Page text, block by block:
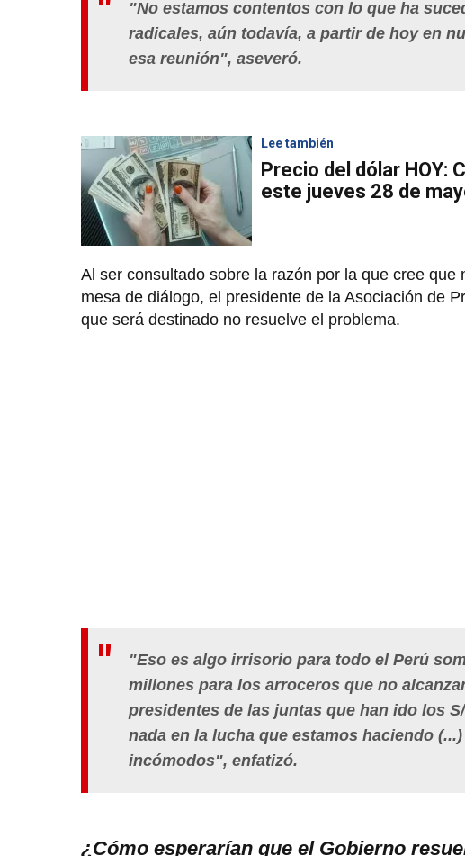
"No estamos contentos con lo que ha
radicales, aún todavía, a partir de hoy en
esa reunión", aseveró.
Lee también
Precio del dólar HOY:
este jueves 28 de
Al ser consultado sobre la razón por la que cree que
mesa de diálogo, el presidente de la Asociación de
que será destinado no resuelve el problema.
"Eso es algo irrisorio para todo el Perú
millones para los arroceros que no
presidentes de las juntas que han ido los
nada en la lucha que estamos haciendo
incómodos", enfatizó.
¿Cómo esperarían que el Gobierno